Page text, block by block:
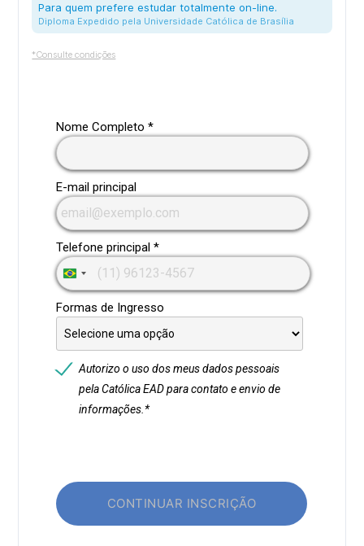
Para quem prefere estudar totalmente on-line.
Diploma Expedido pela Universidade Católica de Brasília
*Consulte condições